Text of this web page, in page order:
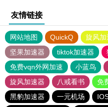
友情链接
网站地图 QuickQ 旋风加
坚果加速器
tiktok加速器
免费vqn外网加速
小蓝鸟
旋风加速器
八戒看书
免
黑豹加速器
一元机场